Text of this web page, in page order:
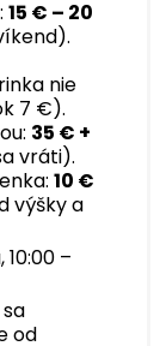
15 € – 20
nie
7 €).
35 € +
vráti).
10 €
výšky a
–
od